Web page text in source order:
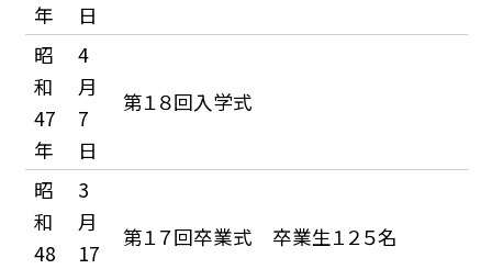
年
日
昭
和
47
年
4
月
7
日
第１８回入学式
昭
和
48
3
月
17
第１７回卒業式 卒業生１２５名